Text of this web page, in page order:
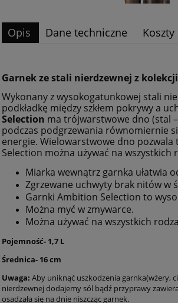
Opis Dane techniczne
Garnek ze stali nierdzewnej z
Wykonany z wysokogatunkowej stali
podkładkę między szkłem pokrywy a
Selection ma trójwarstwowe dno (stal
podczas podgrzewania równomiernie
energie. Wielowarstwowe dno
Selection można używać na
Miarka wewnątrz garnka ułatwia
Zgrzewane uchwyty brak nitów w
Garnki Ambition Selection to
Można myć w zmywarce.
Można używać na wszystkich
Pojemność- 1,7 L
Średnica- 16 cm
Uwaga: Aby uniknąć uszkodzenia garnka(wżery,
nierdzewnej dodajemy sól bądź przyprawy
osadzała się na dnie niszcząc garnek.